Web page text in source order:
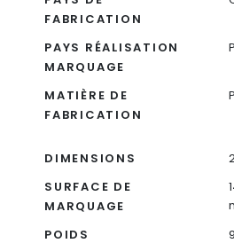
FABRICATION
PAYS RÉALISATION
MARQUAGE
MATIÈRE DE
FABRICATION
DIMENSIONS
SURFACE DE
MARQUAGE
POIDS